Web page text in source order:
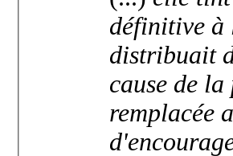
définitive à
distribuait
cause de
remplacée